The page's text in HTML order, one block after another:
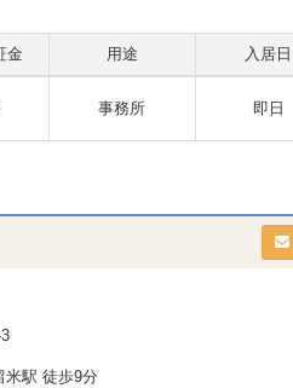
金 用途 入居日
事務所 即日
米駅 徒歩9分